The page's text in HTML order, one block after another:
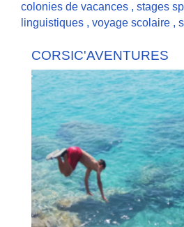
colonies de vacances , stages
linguistiques , voyage scolaire ,
CORSIC'AVENTURES